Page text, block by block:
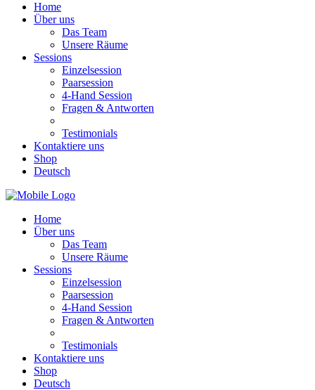
Home
Über uns
Das Team
Unsere Räume
Sessions
Einzelsession
Paarsession
4-Hand Session
Fragen & Antworten
Testimonials
Kontaktiere uns
Shop
Deutsch
Home
Über uns
Das Team
Unsere Räume
Sessions
Einzelsession
Paarsession
4-Hand Session
Fragen & Antworten
Testimonials
Kontaktiere uns
Shop
Deutsch